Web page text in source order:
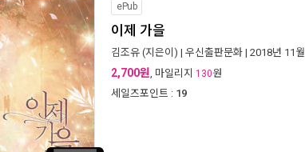
ePub
이제 가을
김조유 (지은이) | 우신출판문화 | 2018년 11월
2,700원, 마일리지 130원
세일즈포인트 : 19